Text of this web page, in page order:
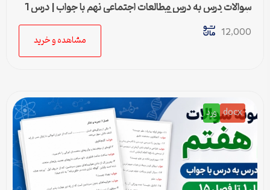
سوالات درس به درس مطالعات اجتماعی نهم با جواب | درس 1
تا درس 24 (ورد و PDF)
12,000
مشاهده و خرید
docx ورد